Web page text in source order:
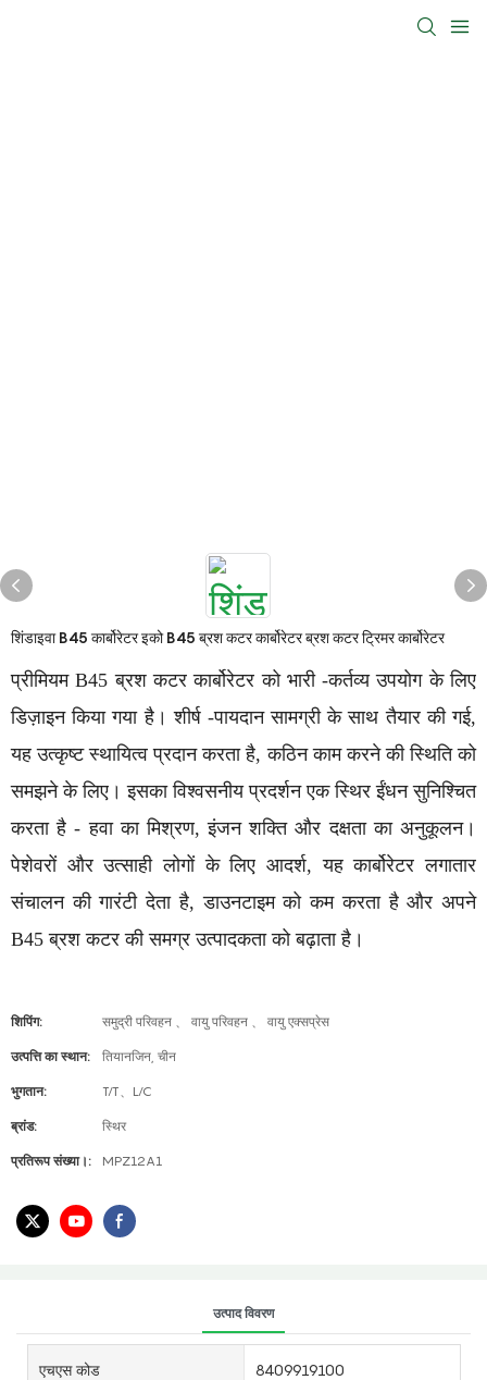
शिंडाइवा B45 कार्बोरेटर इको B45 ब्रश कटर कार्बोरेटर ब्रश कटर ट्रिमर कार्बोरेटर
प्रीमियम B45 ब्रश कटर कार्बोरेटर को भारी -कर्तव्य उपयोग के लिए
डिज़ाइन किया गया है। शीर्ष -पायदान सामग्री के साथ तैयार की गई,
यह उत्कृष्ट स्थायित्व प्रदान करता है, कठिन काम करने की स्थिति को
समझने के लिए। इसका विश्वसनीय प्रदर्शन एक स्थिर ईंधन सुनिश्चित
करता है - हवा का मिश्रण, इंजन शक्ति और दक्षता का अनुकूलन।
पेशेवरों और उत्साही लोगों के लिए आदर्श, यह कार्बोरेटर लगातार
संचालन की गारंटी देता है, डाउनटाइम को कम करता है और अपने
B45 ब्रश कटर की समग्र उत्पादकता को बढ़ाता है।
शिपिंग: समुद्री परिवहन 、 वायु परिवहन 、 वायु एक्सप्रेस
उत्पत्ति का स्थान: तियानजिन, चीन
भुगतान: T/T、L/C
ब्रांड: स्थिर
प्रतिरूप संख्या।: MPZ12A1
उत्पाद विवरण
एचएस कोड 8409919100